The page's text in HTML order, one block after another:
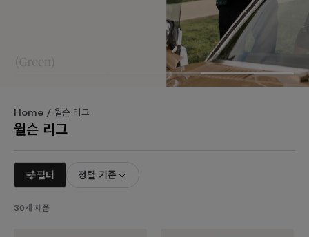
Home / 윌슨 리그
윌슨 리그
필터 정렬 기준
30개 제품